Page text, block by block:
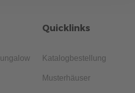
Quicklinks
Katalogbestellung
Musterhäuser